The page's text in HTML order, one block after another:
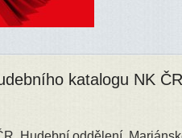
katalogu NK ČR